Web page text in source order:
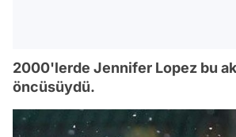
2000'lerde Jennifer Lopez bu
öncüsüydü.